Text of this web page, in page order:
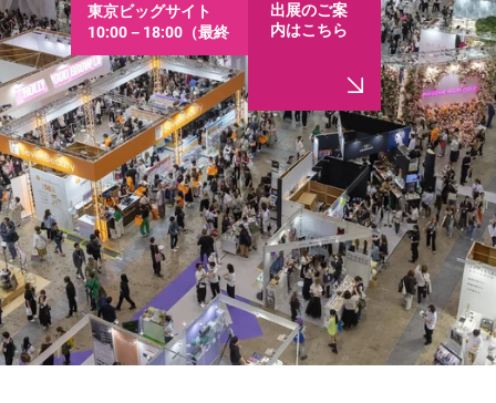
東京ビッグサイト
10:00－18:00（最終
日は16:30まで）
出展のご案
内はこちら